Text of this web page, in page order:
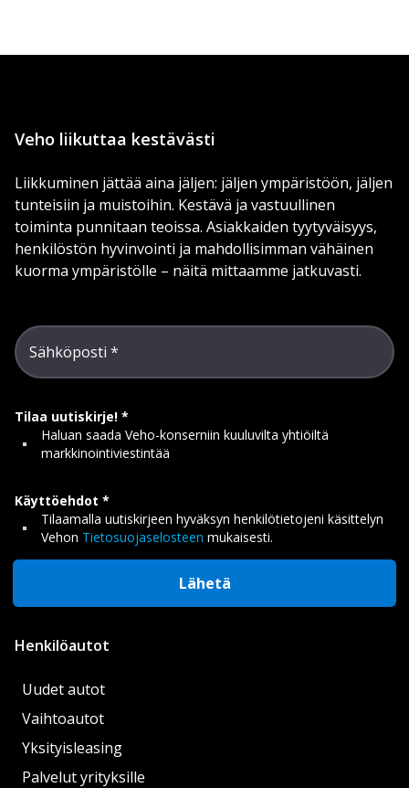
täyssähköisen kuorma-auton vuoden kuorma-autoksi
Veho liikuttaa kestävästi
Liikkuminen jättää aina jäljen: jäljen ympäristöön, jäljen
tunteisiin ja muistoihin. Kestävä ja vastuullinen
toiminta punnitaan teoissa. Asiakkaiden tyytyväisyys,
henkilöstön hyvinvointi ja mahdollisimman vähäinen
kuorma ympäristölle – näitä mittaamme jatkuvasti.
Sähköposti
Tilaa uutiskirje!
Haluan saada Veho-konserniin kuuluvilta yhtiöiltä
markkinointiviestintää
Käyttöehdot
Tilaamalla uutiskirjeen hyväksyn henkilötietojeni käsittelyn
Vehon Tietosuojaselosteen mukaisesti.
Lähetä
Henkilöautot
Uudet autot
Vaihtoautot
Yksityisleasing
Palvelut yrityksille